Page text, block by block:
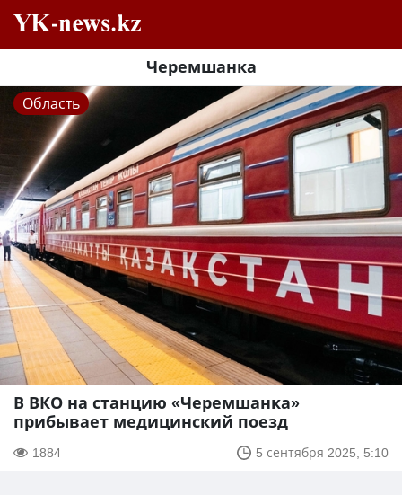
Черемшанка
Область
В ВКО на станцию «Черемшанка»
прибывает медицинский поезд
1884 5 сентября 2025, 5:10